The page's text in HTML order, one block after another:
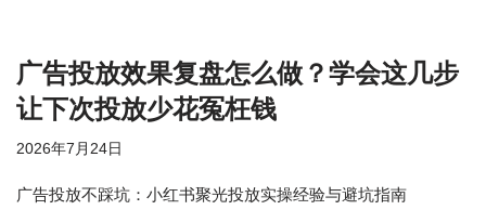
广告投放效果复盘怎么做？学会这几步
让下次投放少花冤枉钱
2026年7月24日
广告投放不踩坑：小红书聚光投放实操经验与避坑指南